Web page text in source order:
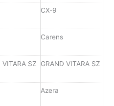
CX-9
Carens
VITARA SZ GRAND VITARA SZ
Azera